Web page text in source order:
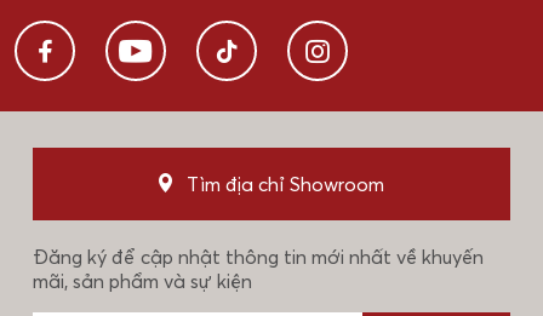
Tìm địa chỉ Showroom
Đăng ký để cập nhật thông tin mới nhất về khuyến
mãi, sản phẩm và sự kiện